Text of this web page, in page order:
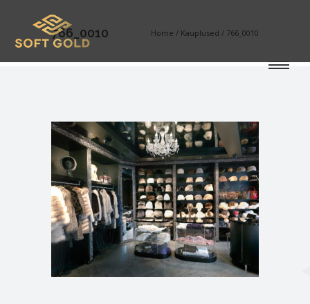
766_0010 Home / Kauplused / 766_0010